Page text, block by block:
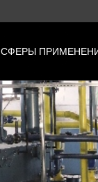
СФЕРЫ
Переработка и
автомобильных
Переработка и
пластиковых
бутылок
Переработка и